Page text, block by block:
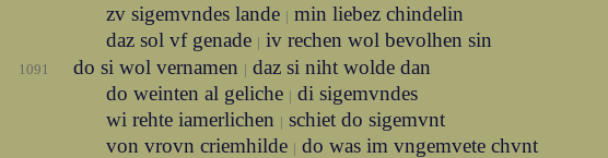
zv sigemvndes lande | min liebez chindelin
daz sol vf genade | iv rechen wol bevolhen sin
1091 do si wol vernamen | daz si niht wolde dan
do weinten al geliche | di sigemvndes
wi rehte iamerlichen | schiet do sigemvnt
von vrovn criemhilde | do was im vngemvete chvnt